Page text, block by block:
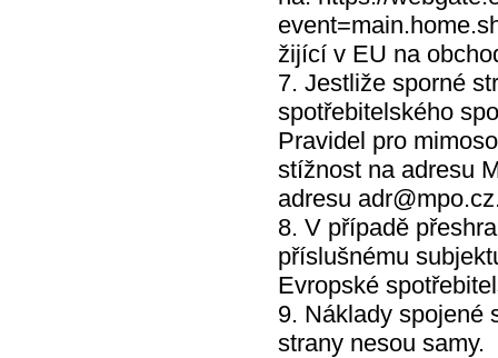
žijící v EU na
7. Jestliže sporné
spotřebitelského
Pravidel pro
stížnost na adresu
adresu
8. V případě
příslušnému
Evropské
9. Náklady spojené
strany nesou samy.